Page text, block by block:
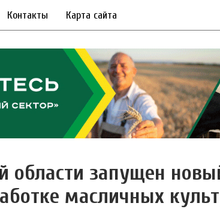
Контакты Карта сайта
области запущен
масличных